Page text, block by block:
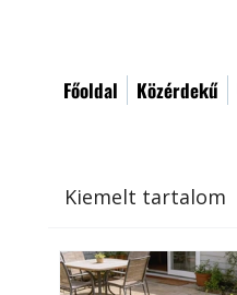
Főoldal Közérdekű
Kiemelt tartalom